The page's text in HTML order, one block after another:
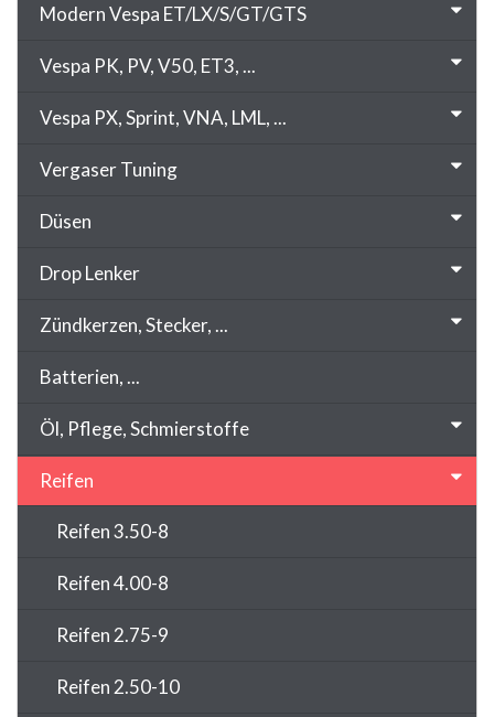
Modern Vespa ET/LX/S/GT/GTS
Vespa PK, PV, V50, ET3, ...
Vespa PX, Sprint, VNA, LML, ...
Vergaser Tuning
Düsen
Drop Lenker
Zündkerzen, Stecker, ...
Batterien, ...
Öl, Pflege, Schmierstoffe
Reifen
Reifen 3.50-8
Reifen 4.00-8
Reifen 2.75-9
Reifen 2.50-10